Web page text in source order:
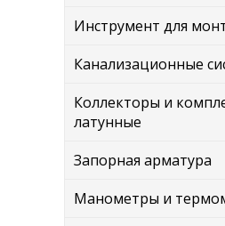
Инструмент для
Канализационные
Коллекторы и
латунные
Запорная арматура
Манометры и